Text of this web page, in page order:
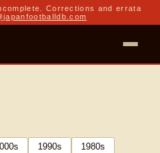
Corrections and errata
s 1990s 1980s